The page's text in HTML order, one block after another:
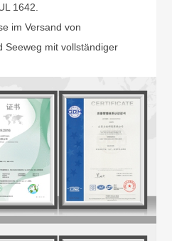
1642.
im Versand von
Seeweg mit vollständiger